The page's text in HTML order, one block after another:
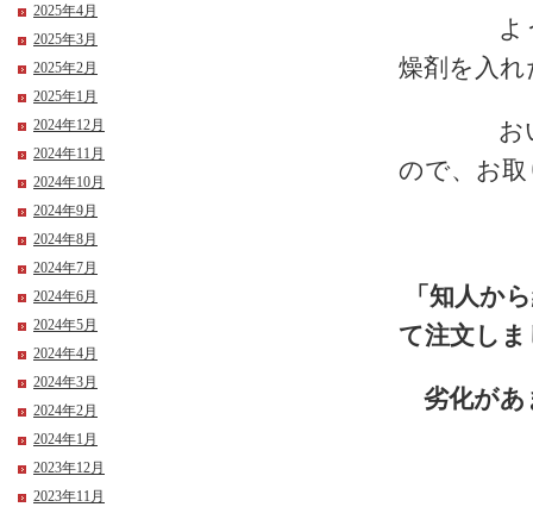
ように
燥剤を入
おいて
ので、お
「知人か
て注文し
劣化があ
2025年4月
2025年3月
2025年2月
2025年1月
2024年12月
2024年11月
2024年10月
2024年9月
2024年8月
2024年7月
2024年6月
2024年5月
2024年4月
2024年3月
2024年2月
2024年1月
2023年12月
2023年11月